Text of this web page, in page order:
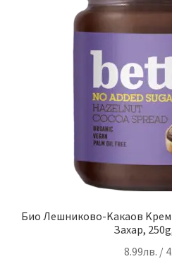
Био Лешниково-Kакаов
Захар,
8.99лв. /